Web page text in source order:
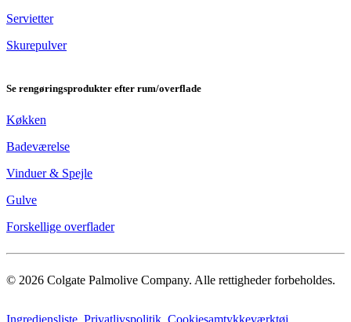
Servietter
Skurepulver
Se rengøringsprodukter efter rum/overflade
Køkken
Badeværelse
​Vinduer & Spejle
Gulve
Forskellige overflader
© 2026 Colgate Palmolive Company. Alle rettigheder forbeholdes.
Ingrediensliste Privatlivspolitik Cookiesamtykkeværktøj